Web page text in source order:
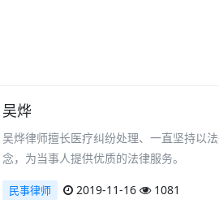
吴烨
吴烨律师擅长医疗纠纷处理、一直坚持以
念，为当事人提供优质的法律服务。
民事律师 2019-11-16 1081